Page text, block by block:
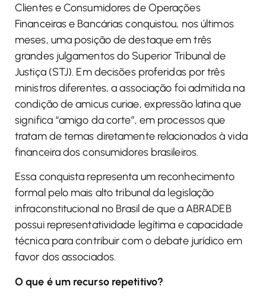
Clientes e Consumidores de Operações
Financeiras e Bancárias conquistou, nos últimos
meses, uma posição de destaque em três
grandes julgamentos do Superior Tribunal de
Justiça (STJ). Em decisões proferidas por três
ministros diferentes, a associação foi admitida na
condição de amicus curiae, expressão latina que
significa “amigo da corte”, em processos que
tratam de temas diretamente relacionados à vida
financeira dos consumidores brasileiros.
Essa conquista representa um reconhecimento
formal pelo mais alto tribunal da legislação
infraconstitucional no Brasil de que a ABRADEB
possui representatividade legítima e capacidade
técnica para contribuir com o debate jurídico em
favor dos associados.
O que é um recurso repetitivo?